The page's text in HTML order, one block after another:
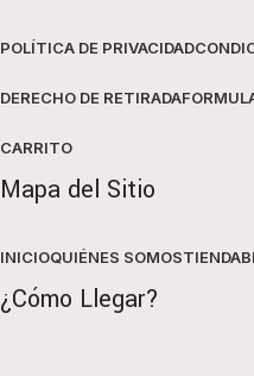
POLÍTICA DE PRIVACIDAD
DERECHO DE RETIRADA
CARRITO
Mapa del Sitio
INICIOQUIÉNES SOMOSTIENDA
¿Cómo Llegar?